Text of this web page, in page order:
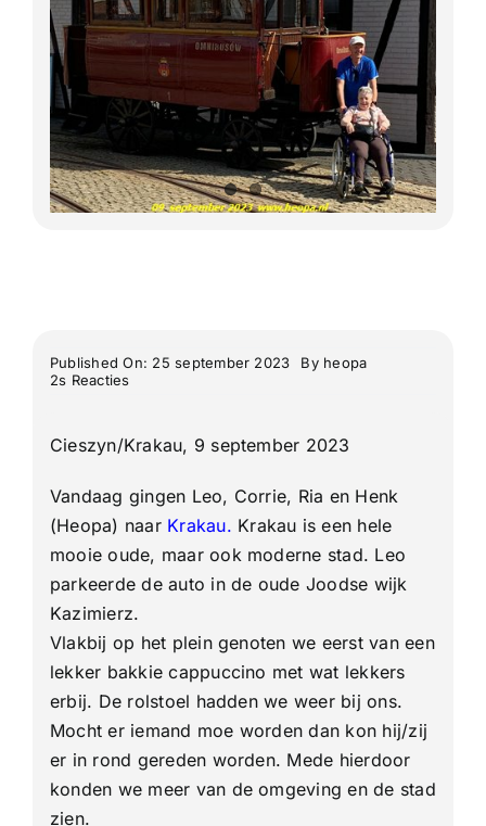
Meerdaagse tochten
Buitenlandse Wandelingen
Recente Wandelingen
Published On: 25 september 2023 By heopa
2s Reactieson
z’n
Krakau
Cieszyn/Krakau, 9 september 2023
Vandaag gingen Leo, Corrie, Ria en Henk
(Heopa) naar Krakau. Krakau is een hele
mooie oude, maar ook moderne stad. Leo
parkeerde de auto in de oude Joodse wijk
Kazimierz.
Vlakbij op het plein genoten we eerst van een
lekker bakkie cappuccino met wat lekkers
erbij. De rolstoel hadden we weer bij ons.
Mocht er iemand moe worden dan kon hij/zij
er in rond gereden worden. Mede hierdoor
konden we meer van de omgeving en de stad
zien.